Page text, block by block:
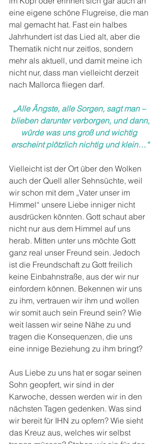
eine eigene schöne Flugreise, die man
mal gemacht hat. Fast ein halbes
Jahrhundert ist das Lied alt, aber die
Thematik nicht nur zeitlos, sondern
mehr als aktuell, und damit meine ich
nicht nur, dass man vielleicht derzeit
nach Mallorca fliegen darf.
„Alle Ängste, alle Sorgen, sagt man –
blieben darunter verborgen, und dann,
würde was uns groß und wichtig
erscheint plötzlich nichtig und klein…“
Vielleicht ist der Ort über den Wolken
auch der Quell aller Sehnsüchte, weil
wir schon mit dem „Vater unser im
Himmel“ unsere Liebe inniger nicht
ausdrücken könnten. Gott schaut aber
nicht nur aus dem Himmel auf uns
herab. Mitten unter uns möchte Gott
ganz real unser Freund sein. Jedoch
ist die Freundschaft zu Gott freilich
keine Einbahnstraße, aus der wir nur
einfordern können. Bekennen wir uns
zu ihm, vertrauen wir ihm und wollen
wir somit auch sein Freund sein? Wie
weit lassen wir seine Nähe zu und
tragen die Konsequenzen, die uns
eine innige Beziehung zu ihm bringt?
Aus Liebe zu uns hat er sogar seinen
Sohn geopfert, wir sind in der
Karwoche, dessen werden wir in den
nächsten Tagen gedenken. Was sind
wir bereit für IHN zu opfern? Wie sieht
das Kreuz aus, welches wir selbst